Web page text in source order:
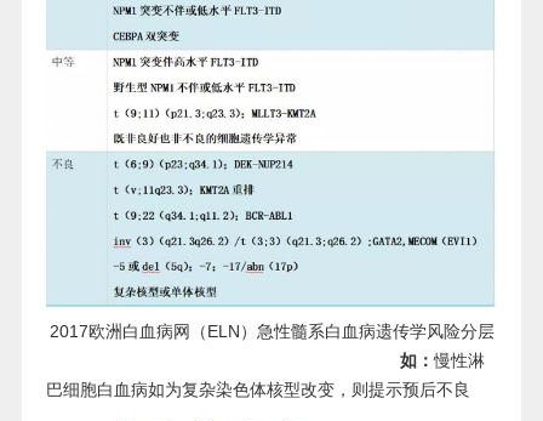
2017欧洲白血病网（ELN）急性髓系白血病遗传学风险分层
如：慢性淋
巴细胞白血病如为复杂染色体核型改变，则提示预后不良